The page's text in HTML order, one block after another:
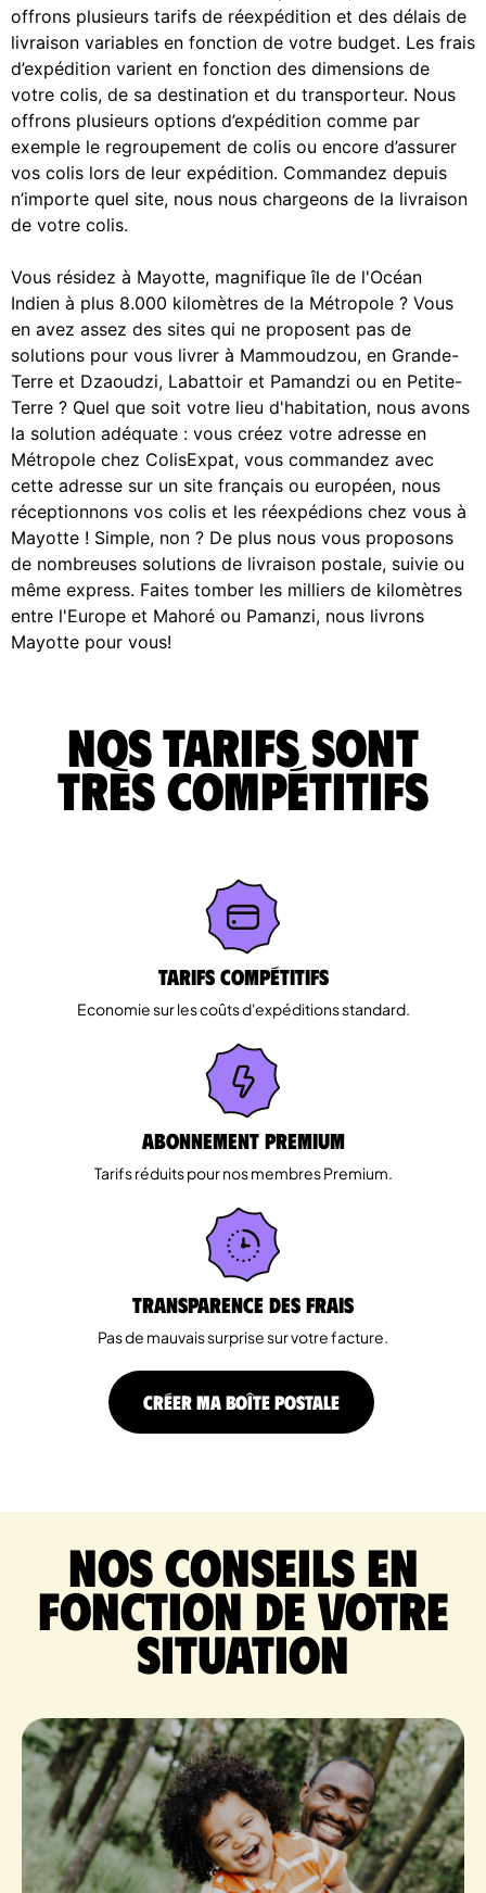
offrons plusieurs tarifs de réexpédition et des délais de
livraison variables en fonction de votre budget. Les frais
d’expédition varient en fonction des dimensions de
votre colis, de sa destination et du transporteur. Nous
offrons plusieurs options d’expédition comme par
exemple le regroupement de colis ou encore d’assurer
vos colis lors de leur expédition. Commandez depuis
n’importe quel site, nous nous chargeons de la livraison
de votre colis.
Vous résidez à Mayotte, magnifique île de l'Océan
Indien à plus 8.000 kilomètres de la Métropole ? Vous
en avez assez des sites qui ne proposent pas de
solutions pour vous livrer à Mammoudzou, en Grande-
Terre et Dzaoudzi, Labattoir et Pamandzi ou en Petite-
Terre ? Quel que soit votre lieu d'habitation, nous avons
la solution adéquate : vous créez votre adresse en
Métropole chez ColisExpat, vous commandez avec
cette adresse sur un site français ou européen, nous
réceptionnons vos colis et les réexpédions chez vous à
Mayotte ! Simple, non ? De plus nous vous proposons
de nombreuses solutions de livraison postale, suivie ou
même express. Faites tomber les milliers de kilomètres
entre l'Europe et Mahoré ou Pamanzi, nous livrons
Mayotte pour vous!
Nos tarifs sont
très compétitifs
Tarifs Compétitifs
Economie sur les coûts d'expéditions standard.
Abonnement Premium
Tarifs réduits pour nos membres Premium.
Transparence des Frais
Pas de mauvais surprise sur votre facture.
CRÉER MA BOÎTE POSTALE
Nos conseils en
fonction de votre
situation